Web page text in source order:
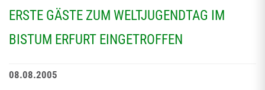
ERSTE GÄSTE ZUM WELTJUGENDTAG IM
BISTUM ERFURT EINGETROFFEN
08.08.2005